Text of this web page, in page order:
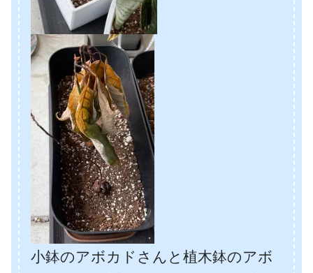
小鉢のアボカドさんと植木鉢のアボ